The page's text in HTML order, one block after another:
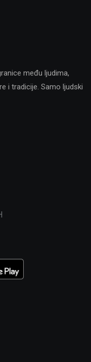
među ljudima,
i tradicije. Samo ljudski